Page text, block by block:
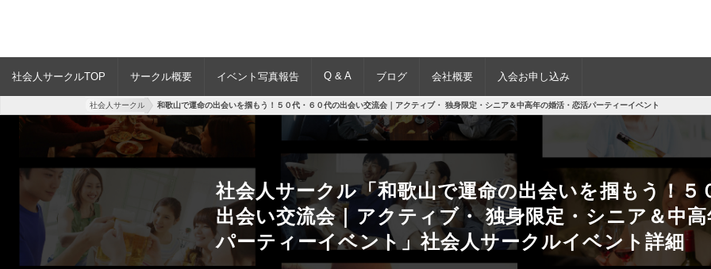
社会人サークルTOP サークル概要 イベント写真報告 Q & A ブログ 会社概要 入会お申し込み
社会人サークル 和歌山で運命の出会いを掴もう！５０代・６０代の出会い交流会｜アクティブ・ 独身限定・シニア＆中高年の婚活・恋活パーティーイベント
社会人サークル「和歌山で運命の出会いを掴もう！５
出会い交流会｜アクティブ・ 独身限定・シニア＆中
パーティーイベント」社会人サークルイベント詳細